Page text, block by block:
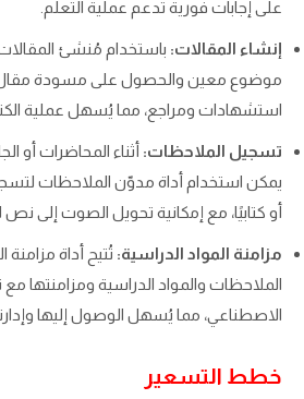
على إجابات فورية تدعم عملية التعلم.
إنشاء المقالات: باستخدام مُنشئ
موضوع معين والحصول على مسودة
استشهادات ومراجع، مما يُسهل عملية
تسجيل الملاحظات: أثناء المحاضرات أو
يمكن استخدام أداة مدوّن الملاحظات
أو كتابيًا، مع إمكانية تحويل الصوت إلى نص
مزامنة المواد الدراسية: تُتيح أداة مزامنة
الملاحظات والمواد الدراسية ومزامنتها مع
الاصطناعي، مما يُسهل الوصول إليها
خطط التسعير